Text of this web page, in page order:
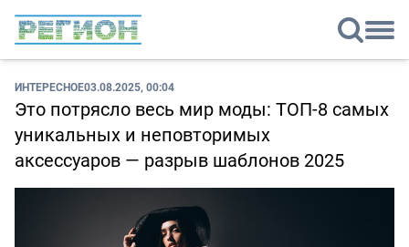
ИНТЕРЕСНОЕ03.08.2025, 00:04
Это потрясло весь мир моды: ТОП-8 самых
уникальных и неповторимых
аксессуаров — разрыв шаблонов 2025